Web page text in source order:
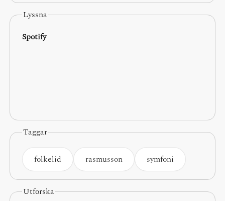
Lyssna
Spotify
Taggar
folkelid rasmusson symfoni
Utforska